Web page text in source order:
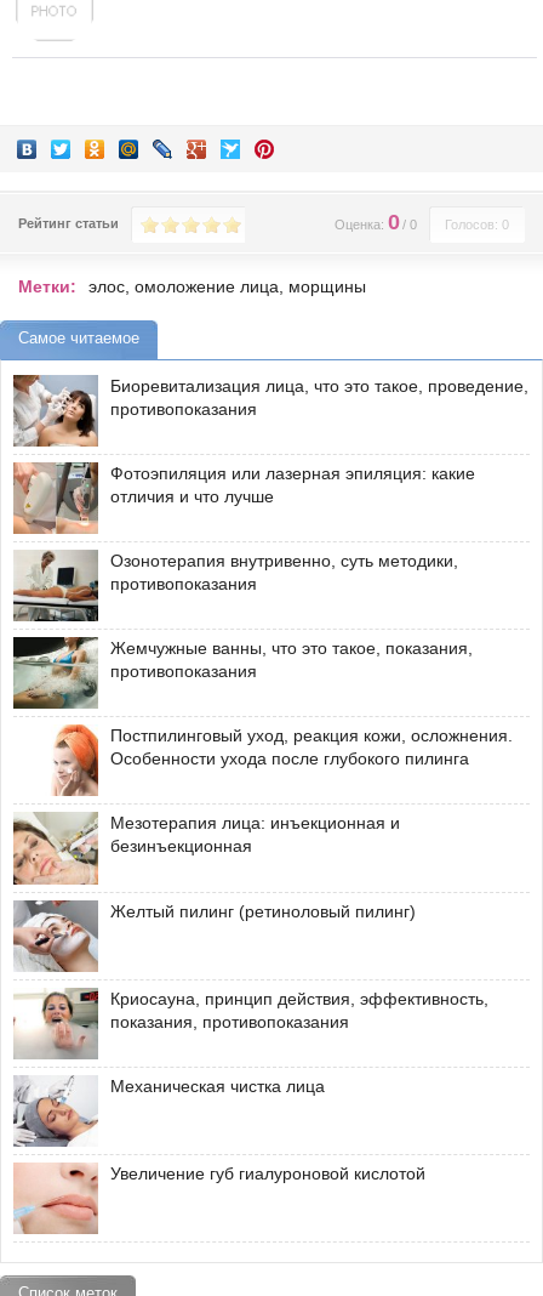
Рейтинг статьи Голосов: 0
Оценка: 0/ 0
Метки: элос омоложение лица морщины
Самое читаемое
Биоревитализация лица, что это такое, проведение,
противопоказания
Фотоэпиляция или лазерная эпиляция: какие
отличия и что лучше
Озонотерапия внутривенно, суть методики,
противопоказания
Жемчужные ванны, что это такое, показания,
противопоказания
Постпилинговый уход, реакция кожи, осложнения.
Особенности ухода после глубокого пилинга
Мезотерапия лица: инъекционная и
безинъекционная
Желтый пилинг (ретиноловый пилинг)
Криосауна, принцип действия, эффективность,
показания, противопоказания
Механическая чистка лица
Увеличение губ гиалуроновой кислотой